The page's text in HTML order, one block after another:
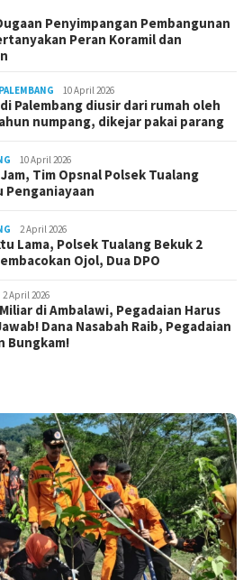
Penyimpangan Pembangunan
Peran Koramil dan
PALEMBANG 10 April 2026
Palembang diusir dari rumah oleh
numpang, dikejar pakai parang
10 April 2026
Tim Opsnal Polsek Tualang
Penganiayaan
2 April 2026
Lama, Polsek Tualang Bekuk 2
Ojol, Dua DPO
2 April 2026
di Ambalawi, Pegadaian Harus
Dana Nasabah Raib, Pegadaian
Bungkam!